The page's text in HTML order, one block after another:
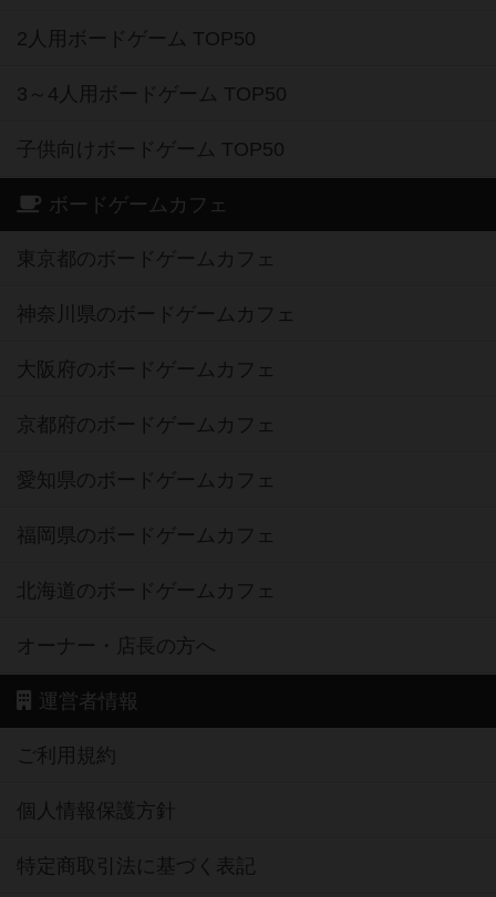
2人用ボードゲーム TOP50
3～4人用ボードゲーム TOP50
子供向けボードゲーム TOP50
ボードゲームカフェ
東京都のボードゲームカフェ
神奈川県のボードゲームカフェ
大阪府のボードゲームカフェ
京都府のボードゲームカフェ
愛知県のボードゲームカフェ
福岡県のボードゲームカフェ
北海道のボードゲームカフェ
オーナー・店長の方へ
運営者情報
ご利用規約
個人情報保護方針
特定商取引法に基づく表記